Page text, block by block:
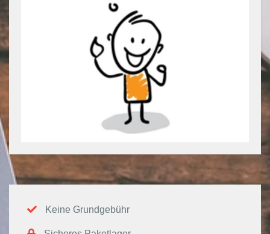
Keine Grundgebühr